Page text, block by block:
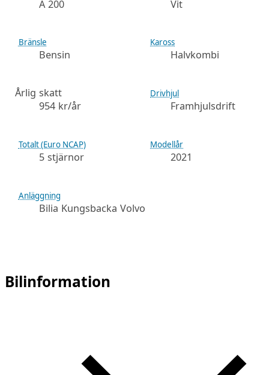
A 200 Vit
Bränsle
Bensin
Kaross
Halvkombi
Årlig skatt
954 kr/år
Drivhjul
Framhjulsdrift
Totalt (Euro NCAP)
5 stjärnor
Modellår
2021
Anläggning
Bilia Kungsbacka Volvo
Bilinformation